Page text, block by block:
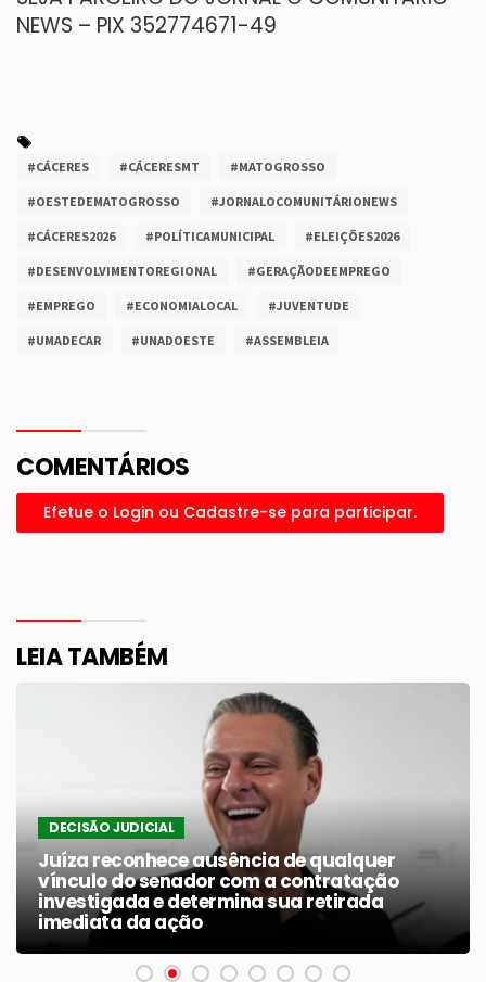
NEWS – PIX 352774671-49
#CÁCERES #CÁCERESMT #MATOGROSSO
#OESTEDEMATOGROSSO #JORNALOCOMUNITÁRIONEWS
#CÁCERES2026 #POLÍTICAMUNICIPAL #ELEIÇÕES2026
#DESENVOLVIMENTOREGIONAL #GERAÇÃODEEMPREGO
#EMPREGO #ECONOMIALOCAL #JUVENTUDE
#UMADECAR #UNADOESTE #ASSEMBLEIA
COMENTÁRIOS
Efetue o Login ou Cadastre-se para participar.
LEIA TAMBÉM
DECISÃO JUDICIAL
Juíza reconhece ausência de qualquer
vínculo do senador com a contratação
investigada e determina sua retirada
imediata da ação